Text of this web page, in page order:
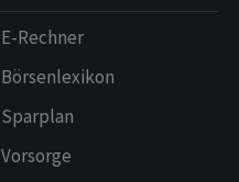
E-Rechner
Börsenlexikon
Sparplan
Vorsorge